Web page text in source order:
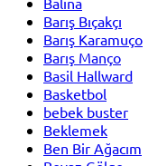
Barış Bıçakçı
Barış Karamuço
Barış Manço
Basil Hallward
Basketbol
bebek buster
Beklemek
Ben Bir Ağacım